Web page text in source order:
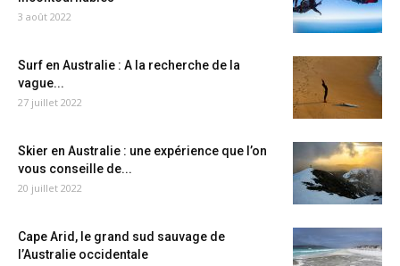
3 août 2022
Surf en Australie : A la recherche de la
vague...
27 juillet 2022
Skier en Australie : une expérience que l’on
vous conseille de...
20 juillet 2022
Cape Arid, le grand sud sauvage de
l’Australie occidentale